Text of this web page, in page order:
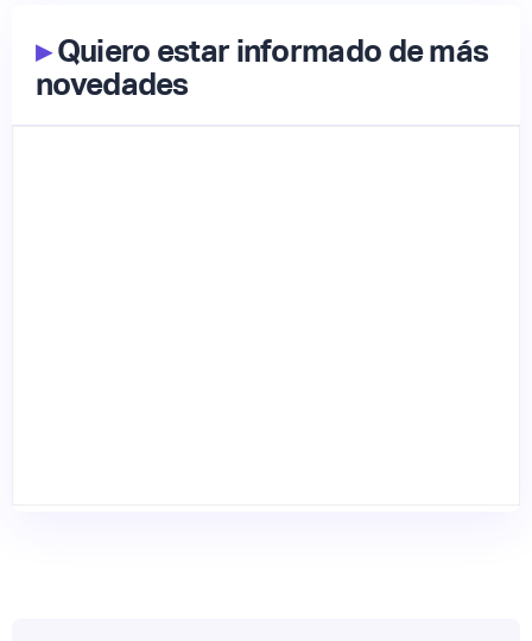
▸Quiero estar informado de más
novedades